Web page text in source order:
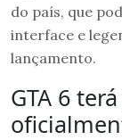
do país, que
interface e
lançamento.
GTA 6